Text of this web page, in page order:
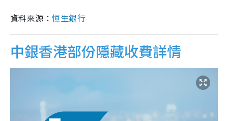
資料來源：恒生銀行
中銀香港部份隱藏收費詳情